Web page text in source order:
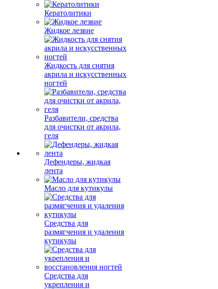
Кератолитики
Жидкое лезвие
Жидкость для снятия
акрила и искусственных
ногтей
Разбавители, средства
для очистки от акрила,
геля
Дефендеры, жидкая
лента
Масло для кутикулы
Средства для
размягчения и удаления
кутикулы
Средства для
укрепления и